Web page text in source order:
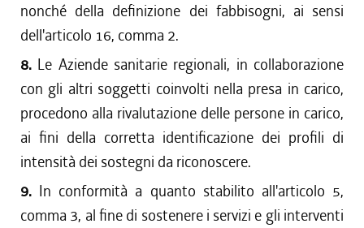
nonché della definizione dei fabbisogni, ai sensi
dell'articolo 16, comma 2.
8. Le Aziende sanitarie regionali, in collaborazione
con gli altri soggetti coinvolti nella presa in carico,
procedono alla rivalutazione delle persone in carico,
ai fini della corretta identificazione dei profili di
intensità dei sostegni da riconoscere.
9. In conformità a quanto stabilito all'articolo 5,
comma 3, al fine di sostenere i servizi e gli interventi